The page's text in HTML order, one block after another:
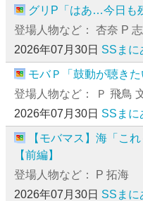
グリP「はあ…今日
登場人物など： 杏奈 P
2026年07月30日 SSまに
モバＰ「鼓動が聴きた
登場人物など： Ｐ 飛鳥
2026年07月30日 SSまに
【モバマス】海「こ
【前編】
登場人物など： P 拓海
2026年07月30日 SSまに